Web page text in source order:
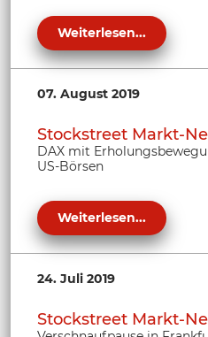
Weiterlesen...
07. August 2019
Stockstreet Markt-
DAX mit
US-Börsen
Weiterlesen...
24. Juli 2019
Stockstreet Markt-